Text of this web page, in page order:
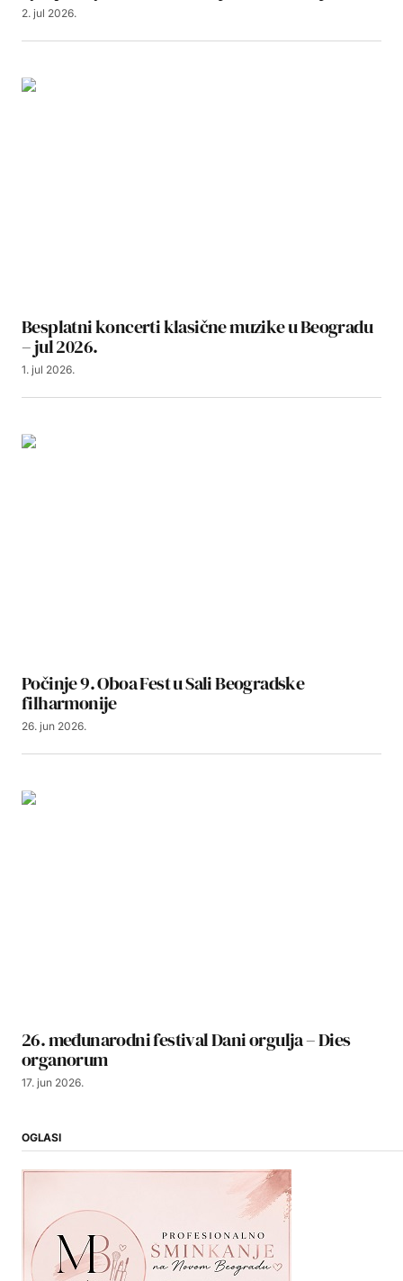
2. jul 2026.
Besplatni koncerti klasične muzike u Beogradu
– jul 2026.
1. jul 2026.
Počinje 9. Oboa Fest u Sali Beogradske
filharmonije
26. jun 2026.
26. međunarodni festival Dani orgulja – Dies
organorum
17. jun 2026.
OGLASI